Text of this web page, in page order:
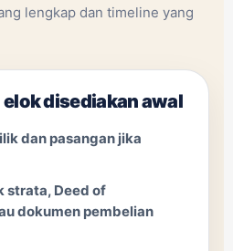
lengkap dan timeline yang
disediakan awal
dan pasangan jika
strata, Deed of
dokumen pembelian